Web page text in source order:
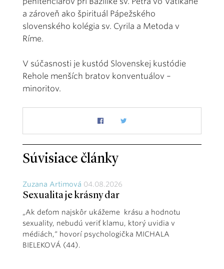
a zároveň ako špirituál Pápežského
slovenského kolégia sv. Cyrila a Metoda v
Ríme.
V súčasnosti je kustód Slovenskej kustódie
Rehole menších bratov konventuálov –
minoritov.
Súvisiace články
Zuzana Artimová 04.08.2026
Sexualita je krásny dar
„Ak deťom najskôr ukážeme krásu a hodnotu
sexuality, nebudú veriť klamu, ktorý uvidia v
médiách,“ hovorí psychologička MICHALA
BIELEKOVÁ (44).